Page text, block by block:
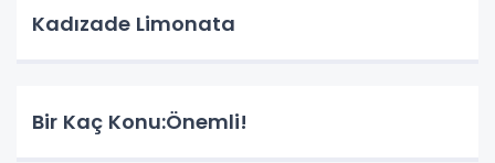
Kadızade Limonata
Bir Kaç Konu:Önemli!